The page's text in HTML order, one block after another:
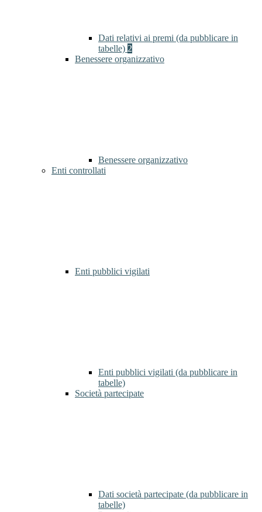
Dati relativi ai premi (da pubblicare in
tabelle) 2
Benessere organizzativo
Benessere organizzativo
Enti controllati
Enti pubblici vigilati
Enti pubblici vigilati (da pubblicare in
tabelle)
Società partecipate
Dati società partecipate (da pubblicare in
tabelle)